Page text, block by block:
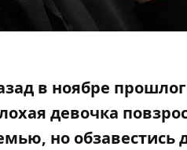
в ноябре
девочка
но обзавестись